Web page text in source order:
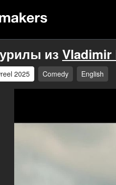
из Vladimir
2025 Comedy English